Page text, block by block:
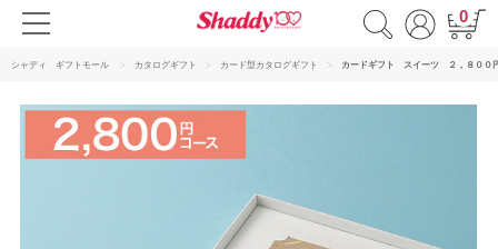
0
シャディ ギフトモール カタログギフト カード型カタログギフト カードギフト スイーツ ２，８００